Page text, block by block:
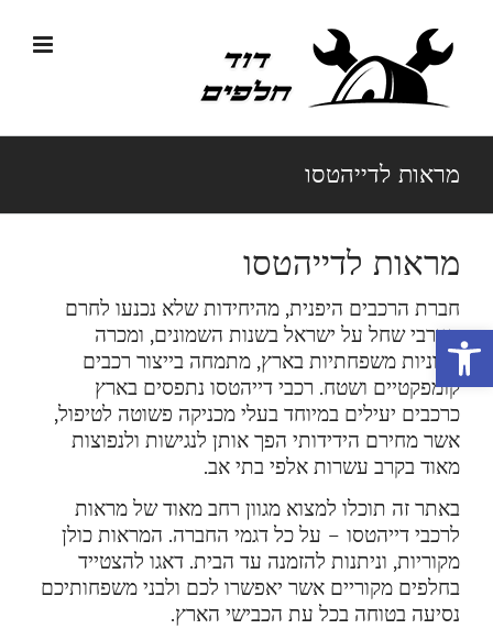
פתח סרגל נגישות
לתוכן
מראות לדייהטסו
מראות לדייהטסו
חברת הרכבים היפנית, מהיחידות שלא נכנעו לחרם
הערבי שחל על ישראל בשנות השמונים, ומכרה
מכוניות משפחתיות בארץ, מתמחה בייצור רכבים
קומפקטיים ושטח. רכבי דייהטסו נתפסים בארץ
כרכבים יעילים במיוחד בעלי מכניקה פשוטה לטיפול,
אשר מחירם הידידותי הפך אותן לנגישות ולנפוצות
מאוד בקרב עשרות אלפי בתי אב.
באתר זה תוכלו למצוא מגוון רחב מאוד של מראות
לרכבי דייהטסו – על כל דגמי החברה. המראות כולן
מקוריות, וניתנות להזמנה עד הבית. דאגו להצטייד
בחלפים מקוריים אשר יאפשרו לכם ולבני משפחותיכם
נסיעה בטוחה בכל עת הכבישי הארץ.